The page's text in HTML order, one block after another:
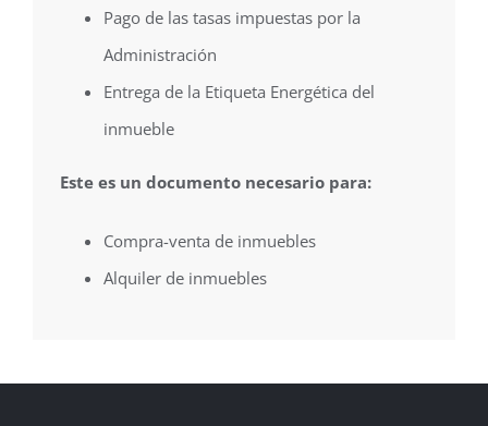
Pago de las tasas impuestas por la
Administración
Entrega de la Etiqueta Energética del
inmueble
Este es un documento necesario para:
Compra-venta de inmuebles
Alquiler de inmuebles